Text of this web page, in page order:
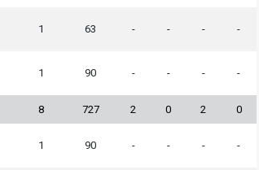
1 63 - - - -
1 90 - - - -
8 727 2 0 2 0
1 90 - - - -